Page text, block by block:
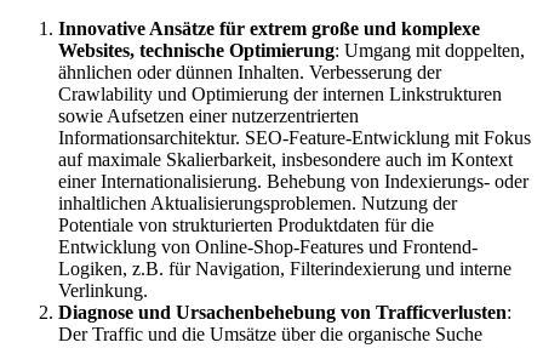
Innovative Ansätze für extrem große und komplexe
Websites, technische Optimierung: Umgang mit doppelten,
ähnlichen oder dünnen Inhalten. Verbesserung der
Crawlability und Optimierung der internen Linkstrukturen
sowie Aufsetzen einer nutzerzentrierten
Informationsarchitektur. SEO-Feature-Entwicklung mit Fokus
auf maximale Skalierbarkeit, insbesondere auch im Kontext
einer Internationalisierung. Behebung von Indexierungs- oder
inhaltlichen Aktualisierungsproblemen. Nutzung der
Potentiale von strukturierten Produktdaten für die
Entwicklung von Online-Shop-Features und Frontend-
Logiken, z.B. für Navigation, Filterindexierung und interne
Verlinkung.
Diagnose und Ursachenbehebung von Trafficverlusten:
Der Traffic und die Umsätze über die organische Suche